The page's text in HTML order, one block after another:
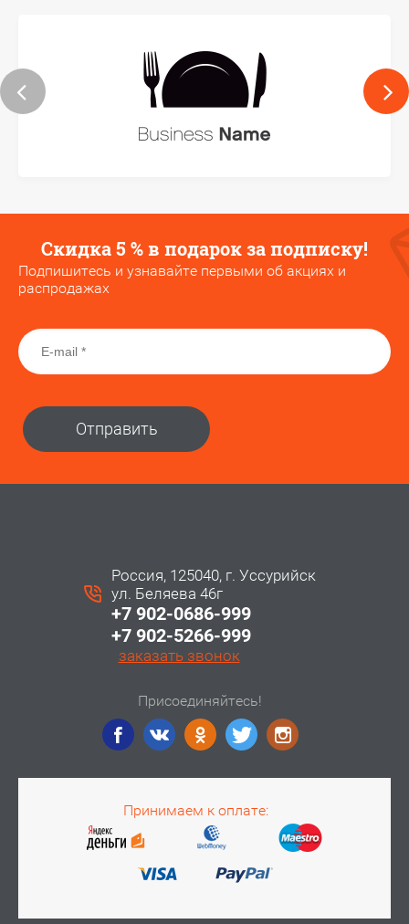
Скидка 5 % в подарок за подписку!
Подпишитесь и узнавайте первыми об акциях и
распродажах
Отправить
Россия, 125040, г. Уссурийск
ул. Беляева 46г
+7 902-0686-999
+7 902-5266-999
заказать звонок
Присоединяйтесь!
Принимаем к оплате: